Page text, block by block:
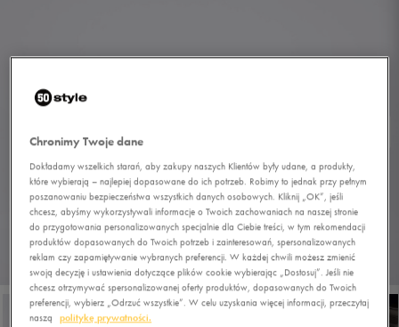
Chronimy Twoje dane
Dokładamy wszelkich starań, aby zakupy naszych Klientów były udane, a produkty,
które wybierają – najlepiej dopasowane do ich potrzeb. Robimy to jednak przy pełnym
poszanowaniu bezpieczeństwa wszystkich danych osobowych. Kliknij „OK”, jeśli
chcesz, abyśmy wykorzystywali informacje o Twoich zachowaniach na naszej stronie
do przygotowania personalizowanych specjalnie dla Ciebie treści, w tym rekomendacji
produktów dopasowanych do Twoich potrzeb i zainteresowań, spersonalizowanych
reklam czy zapamiętywanie wybranych preferencji. W każdej chwili możesz zmienić
swoją decyzję i ustawienia dotyczące plików cookie wybierając „Dostosuj”. Jeśli nie
chcesz otrzymywać spersonalizowanej oferty produktów, dopasowanych do Twoich
preferencji, wybierz „Odrzuć wszystkie”. W celu uzyskania więcej informacji, przeczytaj
naszą
politykę prywatności.